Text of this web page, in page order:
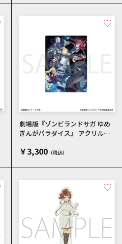
劇場版『ゾンビランドサガ ゆめ
ぎんがパラダイス』 アクリルパ
￥3,300